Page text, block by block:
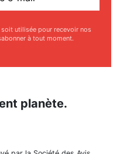
utilisée pour recevoir nos
à tout moment.
planète.